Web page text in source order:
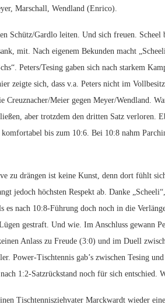
Marschall, Wendland (Enrico).
Schütz/Gardlo leiten. Und sich freuen.
mit. Nach eigenem Bekunden macht
Peters/Tesing gaben sich nach starkem
zeigte sich, dass v.a. Peters nicht im
Meier gegen Meyer/Wendland.
aber trotzdem den dritten Satz verloren.
bis zum 10:6. Bei 10:8 nahm
zu drängen ist keine Kunst, denn dort fühlt
jedoch höchsten Respekt ab. Danke
nach 10:8-Führung doch noch in die
gestraft. Und wie. Im Anschluss gewann
Anlass zu Freude (3:0) und im Duell
Power-Tischtennis gab’s zwischen Tesing und
1:2-Satzrückstand noch für sich entschied.
Tischtennisziehvater Marckwardt wieder